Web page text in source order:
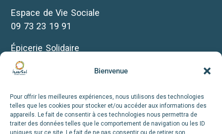
Bienvenue
Pour offrir les meilleures expériences, nous utilisons des technologies
telles que les cookies pour stocker et/ou accéder aux informations des
appareils. Le fait de consentir à ces technologies nous permettra de
traiter des données telles que le comportement de navigation ou les ID
uniques sur ce site. Le fait de ne pas consentir ou de retirer son
Espace de Vie Sociale
09 73 23 19 91
Épicerie Solidaire
07 69 30 10 35
07 66 72 12 38
+infos